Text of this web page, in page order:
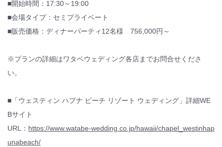
■開始時間：17:30～19:00
■会場タイプ：セミプライベート
■販売価格：ディナーパーティ12名様 756,000円～
※プランの詳細はワタベウェディング各店までお問合せくださ
い。
■「ウェスティン ハプナ ビーチ リゾート ウェディング」詳細WE
Bサイト
URL： https://www.watabe-wedding.co.jp/hawaii/chapel_westinhap
unabeach/